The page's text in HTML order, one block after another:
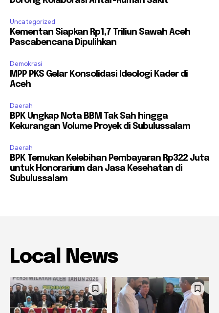
Uncategorized
Kementan Siapkan Rp1,7 Triliun Sawah Aceh
Pascabencana Dipulihkan
Demokrasi
MPP PKS Gelar Konsolidasi Ideologi Kader di
Aceh
Daerah
BPK Ungkap Nota BBM Tak Sah hingga
Kekurangan Volume Proyek di Subulussalam
Daerah
BPK Temukan Kelebihan Pembayaran Rp322 Juta
untuk Honorarium dan Jasa Kesehatan di
Subulussalam
Local News